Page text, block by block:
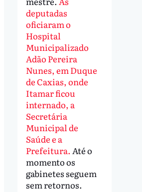
deputadas
oficiaram o
Hospital
Municipalizado
Adão Pereira
Nunes, em Duque
de Caxias, onde
Itamar ficou
internado, a
Secretária
Municipal de
Saúde e a
Prefeitura. Até o
momento os
gabinetes seguem
sem retornos.